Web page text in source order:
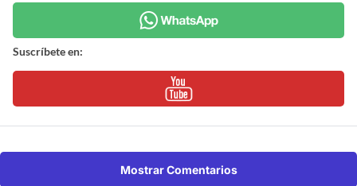
Suscríbete en:
Mostrar Comentarios